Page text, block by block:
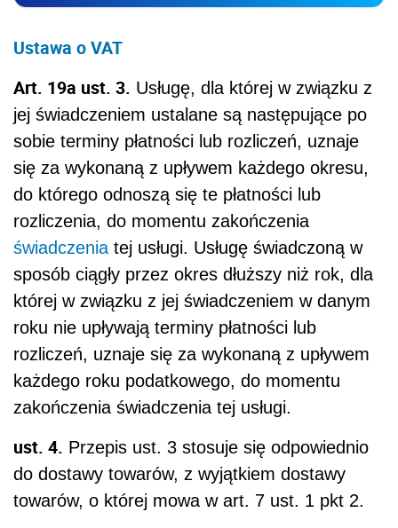
Ustawa o VAT
Art. 19a ust. 3. Usługę, dla której w związku z
jej świadczeniem ustalane są następujące po
sobie terminy płatności lub rozliczeń, uznaje
się za wykonaną z upływem każdego okresu,
do którego odnoszą się te płatności lub
rozliczenia, do momentu zakończenia
świadczenia tej usługi. Usługę świadczoną w
sposób ciągły przez okres dłuższy niż rok, dla
której w związku z jej świadczeniem w danym
roku nie upływają terminy płatności lub
rozliczeń, uznaje się za wykonaną z upływem
każdego roku podatkowego, do momentu
zakończenia świadczenia tej usługi.
ust. 4. Przepis ust. 3 stosuje się odpowiednio
do dostawy towarów, z wyjątkiem dostawy
towarów, o której mowa w art. 7 ust. 1 pkt 2.